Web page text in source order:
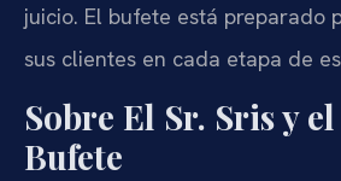
juicio. El bufete está preparado
sus clientes en cada etapa de
Sobre El Sr. Sris y
Bufete